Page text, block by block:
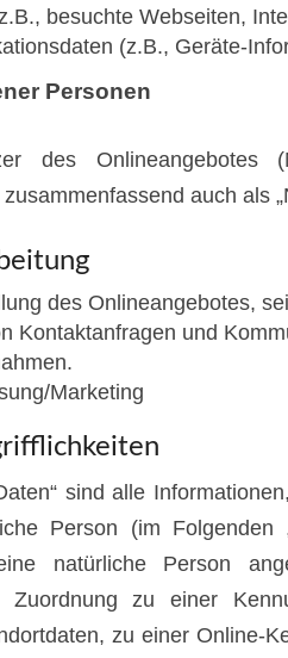
besuchte Webseiten,
(z.B., Geräte-
Personen
des Onlineangebotes
auch als
des Onlineangebotes,
Kontaktanfragen und
Marketing
sind alle
Person (im Folgenden
natürliche Person
Zuordnung zu einer
zu einer Online-